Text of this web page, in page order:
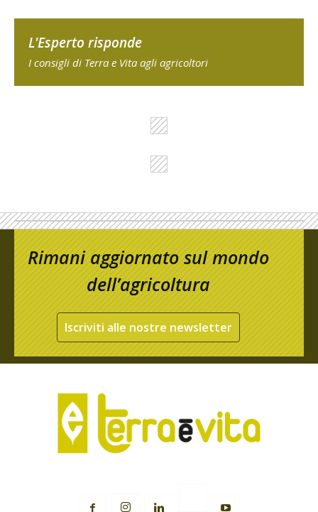
L'Esperto risponde
I consigli di Terra e Vita agli agricoltori
Rimani aggiornato sul mondo
dell’agricoltura
Iscriviti alle nostre newsletter